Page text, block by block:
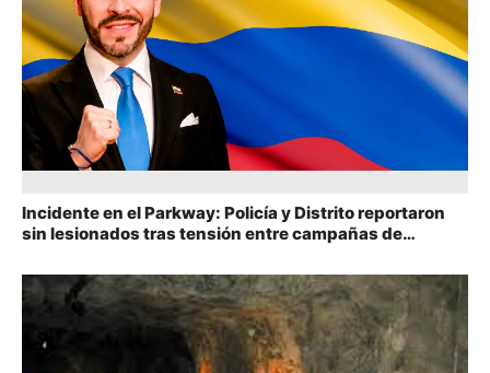
Incidente en el Parkway: Policía y Distrito reportaron
sin lesionados tras tensión entre campañas de